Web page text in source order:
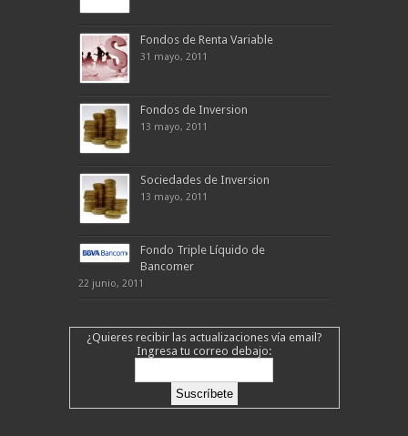
Fondos de Renta Variable
31 mayo, 2011
Fondos de Inversion
13 mayo, 2011
Sociedades de Inversion
13 mayo, 2011
Fondo Triple Líquido de
Bancomer
22 junio, 2011
¿Quieres recibir las actualizaciones vía email?
Ingresa tu correo debajo: